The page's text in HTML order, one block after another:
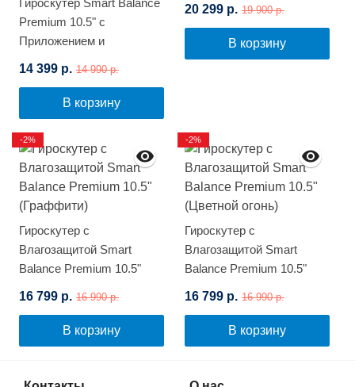
Гироскутер Smart Balance
Premium 10.5" с
Приложением и
(Черный карбон)
14 399 р. 14 990 р.
В корзину
20 299 р. 19 900 р.
В корзину
Гироскутер с
Влагозащитой Smart
Balance Premium 10.5"
16 799 р. 16 990 р.
В корзину
-2%
Гироскутер с
Влагозащитой Smart
Balance Premium 10.5"
16 799 р. 16 990 р.
В корзину
-2%